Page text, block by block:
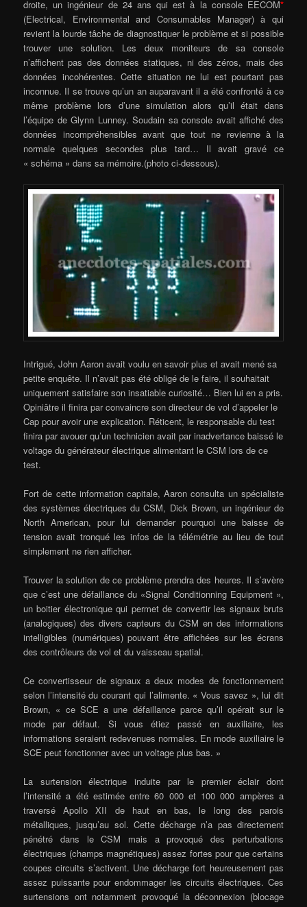
droite, un ingénieur de 24 ans qui est à la console EECOM*
(Electrical, Environmental and Consumables Manager) à qui
revient la lourde tâche de diagnostiquer le problème et si possible
trouver une solution. Les deux moniteurs de sa console
n’affichent pas des données statiques, ni des zéros, mais des
données incohérentes. Cette situation ne lui est pourtant pas
inconnue. Il se trouve qu’un an auparavant il a été confronté à ce
même problème lors d’une simulation alors qu’il était dans
l’équipe de Glynn Lunney. Soudain sa console avait affiché des
données incompréhensibles avant que tout ne revienne à la
normale quelques secondes plus tard… Il avait gravé ce
« schéma » dans sa mémoire.(photo ci-dessous).
Intrigué, John Aaron avait voulu en savoir plus et avait mené sa
petite enquête. Il n’avait pas été obligé de le faire, il souhaitait
uniquement satisfaire son insatiable curiosité… Bien lui en a pris.
Opiniâtre il finira par convaincre son directeur de vol d’appeler le
Cap pour avoir une explication. Réticent, le responsable du test
finira par avouer qu’un technicien avait par inadvertance baissé le
voltage du générateur électrique alimentant le CSM lors de ce
test.
Fort de cette information capitale, Aaron consulta un spécialiste
des systèmes électriques du CSM, Dick Brown, un ingénieur de
North American, pour lui demander pourquoi une baisse de
tension avait tronqué les infos de la télémétrie au lieu de tout
simplement ne rien afficher.
Trouver la solution de ce problème prendra des heures. Il s’avère
que c’est une défaillance du «Signal Conditionning Equipment »,
un boitier électronique qui permet de convertir les signaux bruts
(analogiques) des divers capteurs du CSM en des informations
intelligibles (numériques) pouvant être affichées sur les écrans
des contrôleurs de vol et du vaisseau spatial.
Ce convertisseur de signaux a deux modes de fonctionnement
selon l’intensité du courant qui l’alimente. « Vous savez », lui dit
Brown, « ce SCE a une défaillance parce qu’il opérait sur le
mode par défaut. Si vous étiez passé en auxiliaire, les
informations seraient redevenues normales. En mode auxiliaire le
SCE peut fonctionner avec un voltage plus bas. »
La surtension électrique induite par le premier éclair dont
l’intensité a été estimée entre 60 000 et 100 000 ampères a
traversé Apollo XII de haut en bas, le long des parois
métalliques, jusqu’au sol. Cette décharge n’a pas directement
pénétré dans le CSM mais a provoqué des perturbations
électriques (champs magnétiques) assez fortes pour que certains
coupes circuits s’activent. Une décharge fort heureusement pas
assez puissante pour endommager les circuits électriques. Ces
surtensions ont notamment provoqué la déconnexion (blocage